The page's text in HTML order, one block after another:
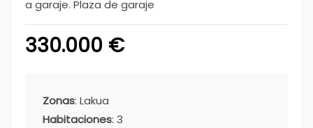
a garaje. Plaza de garaje
330.000 €
Zonas: Lakua
Habitaciones: 3